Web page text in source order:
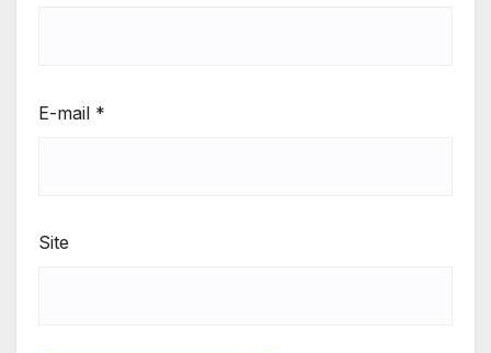
E-mail *
Site